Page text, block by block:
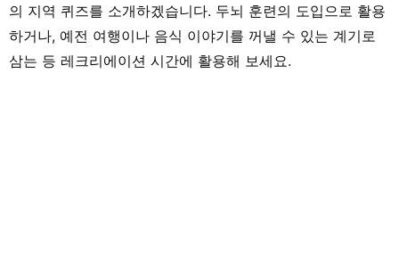
의 지역 퀴즈를 소개하겠습니다. 두뇌 훈련의 도입으로 활용
하거나, 예전 여행이나 음식 이야기를 꺼낼 수 있는 계기로
삼는 등 레크리에이션 시간에 활용해 보세요.